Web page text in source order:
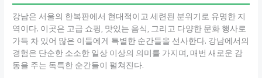
강남은 서울의 한복판에서 현대적이고 세련된 분위기로 유명한 지
역이다. 이곳은 고급 쇼핑, 맛있는 음식, 그리고 다양한 문화 행사로
가득 차 있어 많은 이들에게 특별한 순간들을 선사한다. 강남에서의
경험은 단순한 소소한 일상 이상의 의미를 가지며, 매번 새로운 감
동을 주는 독특한 순간들이 펼쳐진다.